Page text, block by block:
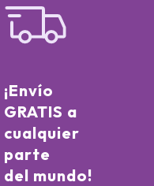
¡Envío
GRATIS a
cualquier
parte
del mundo!